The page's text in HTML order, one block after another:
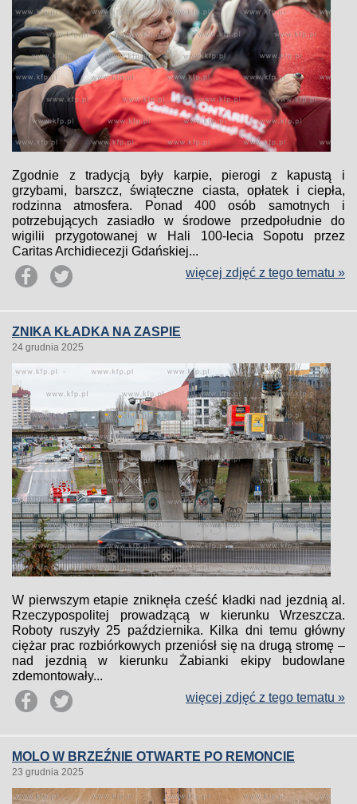
Zgodnie z tradycją były karpie, pierogi z kapustą i
grzybami, barszcz, świąteczne ciasta, opłatek i ciepła,
rodzinna atmosfera. Ponad 400 osób samotnych i
potrzebujących zasiadło w środowe przedpołudnie do
wigilii przygotowanej w Hali 100-lecia Sopotu przez
Caritas Archidiecezji Gdańskiej...
więcej zdjęć z tego tematu »
ZNIKA KŁADKA NA ZASPIE
24 grudnia 2025
W pierwszym etapie zniknęła cześć kładki nad jezdnią al.
Rzeczypospolitej prowadzącą w kierunku Wrzeszcza.
Roboty ruszyły 25 października. Kilka dni temu główny
ciężar prac rozbiórkowych przeniósł się na drugą stromę –
nad jezdnią w kierunku Żabianki ekipy budowlane
zdemontowały...
więcej zdjęć z tego tematu »
MOLO W BRZEŹNIE OTWARTE PO REMONCIE
23 grudnia 2025